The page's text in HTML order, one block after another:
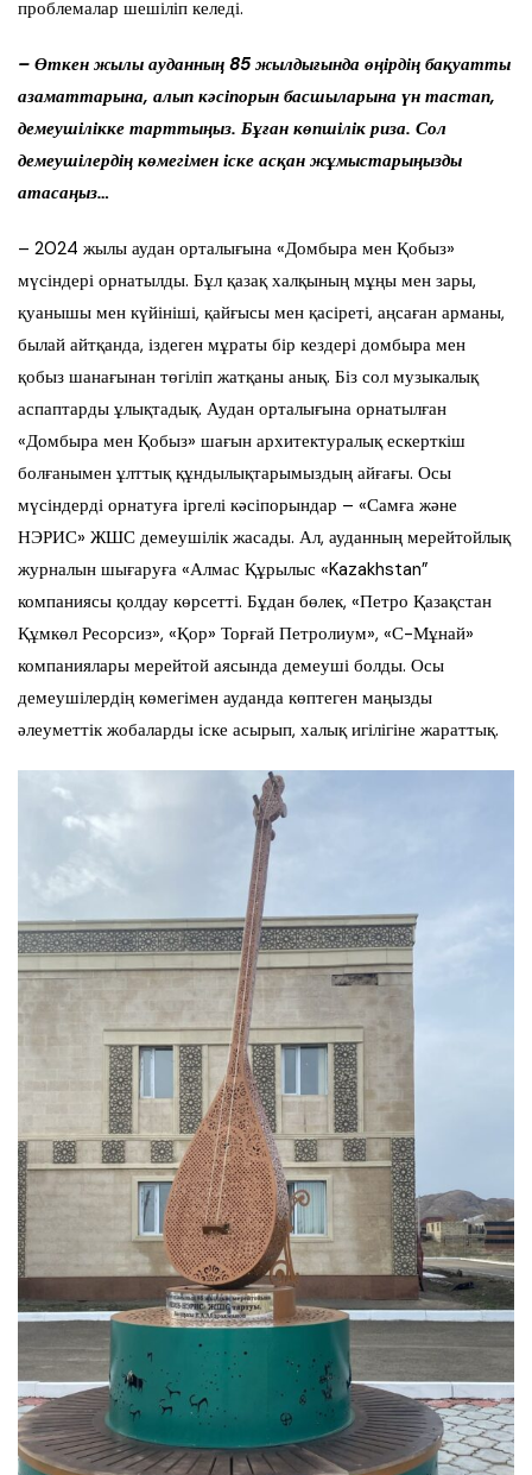
проблемалар шешіліп келеді.
– Өткен жылы ауданның 85 жылдығында өңірдің бақуатты
азаматтарына, алып кәсіпорын басшыларына үн тастап,
демеушілікке тарттыңыз. Бұған көпшілік риза. Сол
демеушілердің көмегімен іске асқан жұмыстарыңызды
атасаңыз…
– 2024 жылы аудан орталығына «Домбыра мен Қобыз»
мүсіндері орнатылды. Бұл қазақ халқының мұңы мен зары,
қуанышы мен күйініші, қайғысы мен қасіреті, аңсаған арманы,
былай айтқанда, іздеген мұраты бір кездері домбыра мен
қобыз шанағынан төгіліп жатқаны анық. Біз сол музыкалық
аспаптарды ұлықтадық. Аудан орталығына орнатылған
«Домбыра мен Қобыз» шағын архитектуралық ескерткіш
болғанымен ұлттық құндылықтарымыздың айғағы. Осы
мүсіндерді орнатуға іргелі кәсіпорындар – «Самға және
НЭРИС» ЖШС демеушілік жасады. Ал, ауданның мерейтойлық
журналын шығаруға «Алмас Құрылыс «Kazakhstan”
компаниясы қолдау көрсетті. Бұдан бөлек, «Петро Қазақстан
Құмкөл Ресорсиз», «Қор» Торғай Петролиум», «С-Мұнай»
компаниялары мерейтой аясында демеуші болды. Осы
демеушілердің көмегімен ауданда көптеген маңызды
әлеуметтік жобаларды іске асырып, халық игілігіне жараттық.